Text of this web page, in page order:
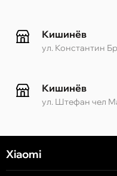
Кишинёв
ул. Константин
Кишинёв
ул. Штефан чел
Xiaomi